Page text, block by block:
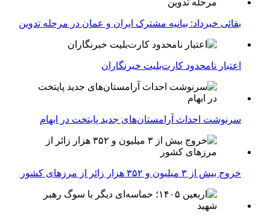
بقائی خبرداد: بیانیه مشترک ایران و عمان در مرحله تدوین
اعتبار نامحدود کارت‌بلیت خبرنگاران
سرنوشت احداث آرامستان‌های جدید پایتخت در ابهام
خروج بیش از ۳ میلیون و ۳۵۲ هزار زائر از مرزهای کشور